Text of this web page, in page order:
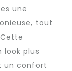
une
tout
plus
un confort